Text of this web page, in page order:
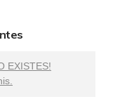
EXISTES!